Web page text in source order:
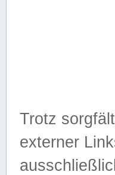
Trotz
externer